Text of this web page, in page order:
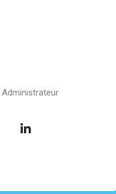
Administrateur